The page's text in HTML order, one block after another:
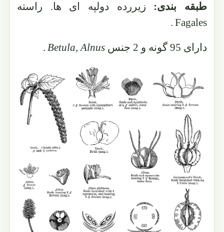
طبقه بندی: زیررده دولپه ای ها. راسته
Fagales
.
دارای 95 گونه و 2 جنس Betula, Alnus
.